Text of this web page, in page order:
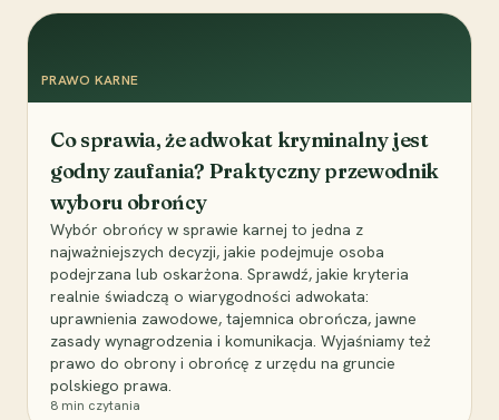
PRAWO KARNE
Co sprawia, że adwokat kryminalny jest
godny zaufania? Praktyczny przewodnik
wyboru obrońcy
Wybór obrońcy w sprawie karnej to jedna z
najważniejszych decyzji, jakie podejmuje osoba
podejrzana lub oskarżona. Sprawdź, jakie kryteria
realnie świadczą o wiarygodności adwokata:
uprawnienia zawodowe, tajemnica obrończa, jawne
zasady wynagrodzenia i komunikacja. Wyjaśniamy też
prawo do obrony i obrońcę z urzędu na gruncie
polskiego prawa.
8 min czytania